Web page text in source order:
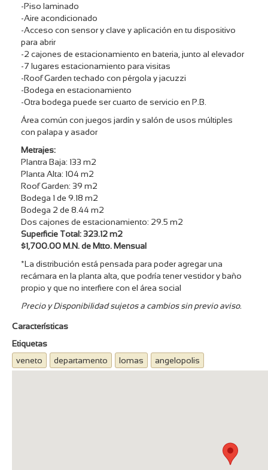
-Piso laminado
-Aire acondicionado
-Acceso con sensor y clave y aplicación en tu dispositivo
para abrir
-2 cajones de estacionamiento en bateria, junto al elevador
-7 lugares estacionamiento para visitas
-Roof Garden techado con pérgola y jacuzzi
-Bodega en estacionamiento
-Otra bodega puede ser cuarto de servicio en P.B.
Área común con juegos jardín y salón de usos múltiples
con palapa y asador
Metrajes:
Plantra Baja: 133 m2
Planta Alta: 104 m2
Roof Garden: 39 m2
Bodega 1 de 9.18 m2
Bodega 2 de 8.44 m2
Dos cajones de estacionamiento: 29.5 m2
Superficie Total: 323.12 m2
$1,700.00 M.N. de Mtto. Mensual
*La distribución está pensada para poder agregar una
recámara en la planta alta, que podría tener vestidor y baño
propio y que no interfiere con el área social
Precio y Disponibilidad sujetos a cambios sin previo aviso.
Características
Etiquetas
veneto
departamento lomas angelopolis